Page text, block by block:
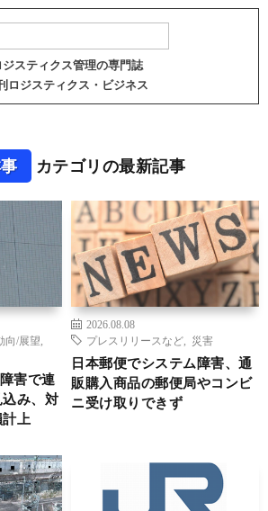
ジスティクス管理の専門誌
ロジスティクス・ビジネス
カテゴリの最新記事
向/展望
害で連
み、対
上
2026.08.08
プレスリリースなど
災害
日本郵便でシステム障害、通
販購入商品の郵便局やコンビ
ニ受け取りできず